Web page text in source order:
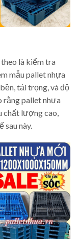
là kiểm tra
mẫu pallet nhựa
tải trọng, và độ
rằng pallet nhựa
chất lượng cao,
này.